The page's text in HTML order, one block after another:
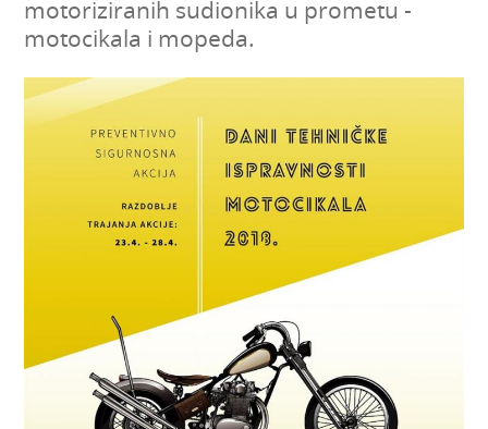
motoriziranih sudionika u prometu -
motocikala i mopeda.